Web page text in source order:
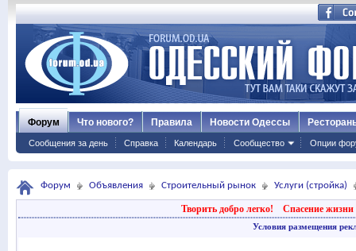
Форум
Сообщения за день Справка Календарь Сообщество Опции
Что нового? Правила Новости Одессы
Форум Объявления Строительный рынок Услуги (стройка)
Творить добро легко! Спасение жизни
Условия размещения